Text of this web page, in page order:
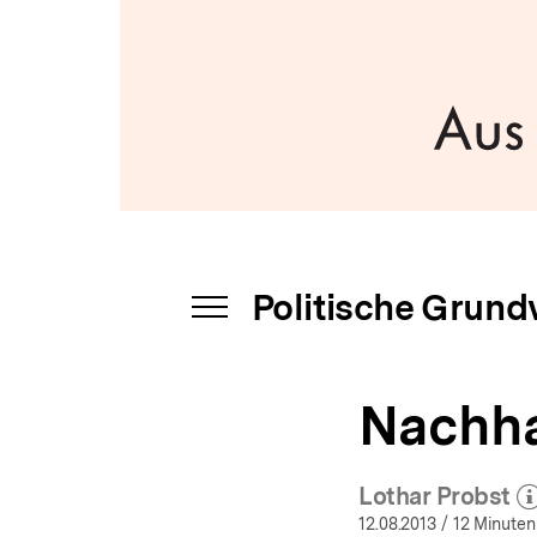
INHALTSNAVIGATION
Politische
Lothar Probst
(Mehr
12.08.2013 / 12